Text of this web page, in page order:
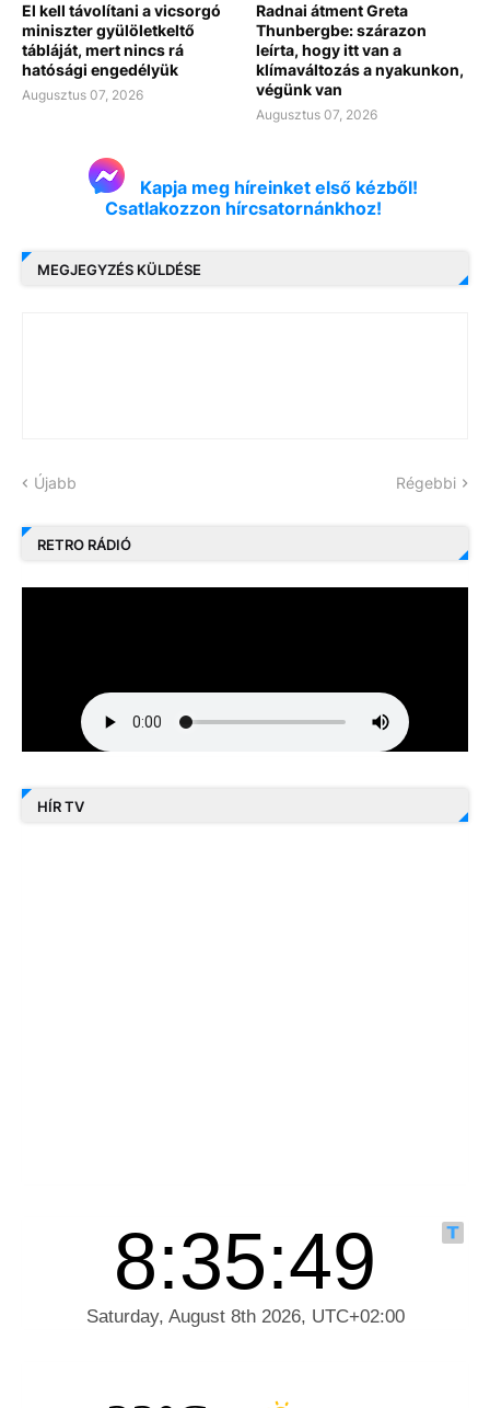
El kell távolítani a vicsorgó
miniszter gyülöletkeltő
tábláját, mert nincs rá
hatósági engedélyük
Augusztus 07, 2026
Radnai átment Greta
Thunbergbe: szárazon
leírta, hogy itt van a
klímaváltozás a nyakunkon,
végünk van
Augusztus 07, 2026
Kapja meg híreinket első kézből!
Csatlakozzon hírcsatornánkhoz!
MEGJEGYZÉS KÜLDÉSE
Újabb Régebbi
RETRO RÁDIÓ
HÍR TV